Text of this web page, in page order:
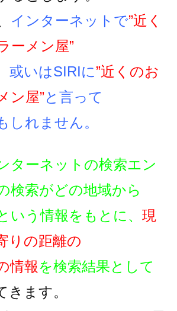
インターネットで”近く
ーメン屋”
或いはSIRIに”近くのお
ン屋”と言って
しれません。
ターネットの検索エン
検索がどの地域から
いう情報をもとに、 現
りの距離の
情報を検索結果として
きます。